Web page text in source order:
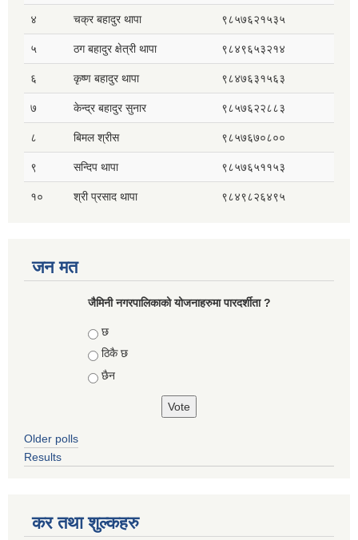
४ चक्र बहादुर थापा ९८५७६२१५३५
५ ठग बहादुर क्षेत्री थापा ९८४९६५३२१४
६ कृष्ण बहादुर थापा ९८४७६३१५६३
७ केन्द्र बहादुर सुनार ९८५७६२२८८३
८ बिमल श्रीस ९८५७६७०८००
९ सन्दिप थापा ९८५७६५११५३
१० श्री प्रसाद थापा ९८४९८२६४९५
जन मत
जैमिनी नगरपालिकाको योजनाहरुमा पारदर्शीता ?
Choices
छ
ठिकै छ
छैन
Older polls
Results
कर तथा शुल्कहरु